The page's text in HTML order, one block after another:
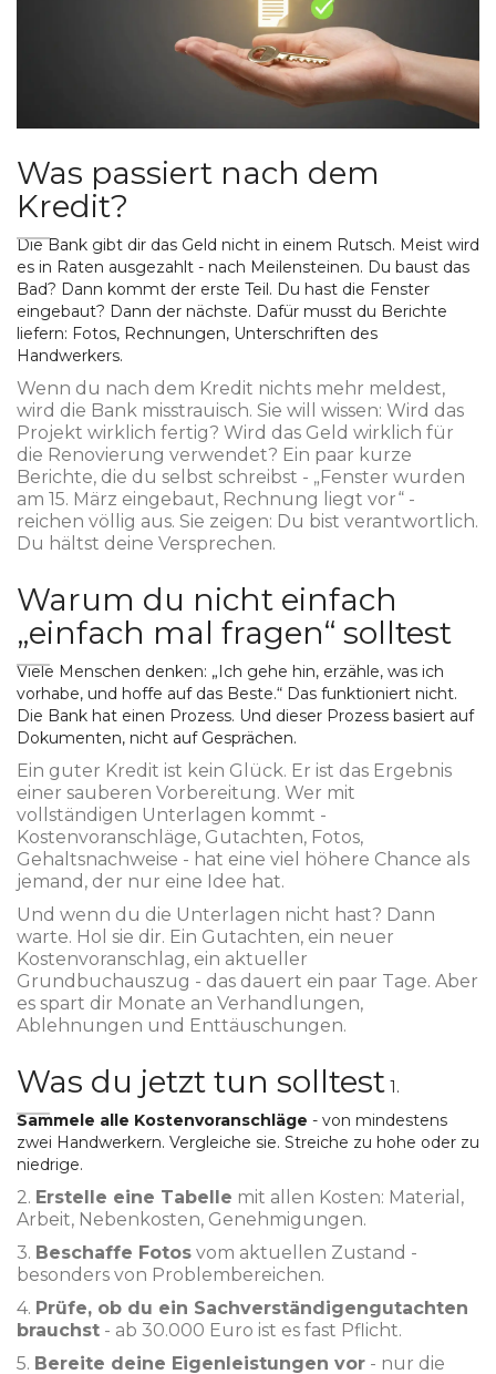
Was passiert nach dem
Kredit?
Die Bank gibt dir das Geld nicht in einem Rutsch. Meist wird
es in Raten ausgezahlt - nach Meilensteinen. Du baust das
Bad? Dann kommt der erste Teil. Du hast die Fenster
eingebaut? Dann der nächste. Dafür musst du Berichte
liefern: Fotos, Rechnungen, Unterschriften des
Handwerkers.
Wenn du nach dem Kredit nichts mehr meldest,
wird die Bank misstrauisch. Sie will wissen: Wird das
Projekt wirklich fertig? Wird das Geld wirklich für
die Renovierung verwendet? Ein paar kurze
Berichte, die du selbst schreibst - „Fenster wurden
am 15. März eingebaut, Rechnung liegt vor“ -
reichen völlig aus. Sie zeigen: Du bist verantwortlich.
Du hältst deine Versprechen.
Warum du nicht einfach
„einfach mal fragen“ solltest
Viele Menschen denken: „Ich gehe hin, erzähle, was ich
vorhabe, und hoffe auf das Beste.“ Das funktioniert nicht.
Die Bank hat einen Prozess. Und dieser Prozess basiert auf
Dokumenten, nicht auf Gesprächen.
Ein guter Kredit ist kein Glück. Er ist das Ergebnis
einer sauberen Vorbereitung. Wer mit
vollständigen Unterlagen kommt -
Kostenvoranschläge, Gutachten, Fotos,
Gehaltsnachweise - hat eine viel höhere Chance als
jemand, der nur eine Idee hat.
Und wenn du die Unterlagen nicht hast? Dann
warte. Hol sie dir. Ein Gutachten, ein neuer
Kostenvoranschlag, ein aktueller
Grundbuchauszug - das dauert ein paar Tage. Aber
es spart dir Monate an Verhandlungen,
Ablehnungen und Enttäuschungen.
Was du jetzt tun solltest 1.
Sammele alle Kostenvoranschläge - von mindestens
zwei Handwerkern. Vergleiche sie. Streiche zu hohe oder zu
niedrige.
2. Erstelle eine Tabelle mit allen Kosten: Material,
Arbeit, Nebenkosten, Genehmigungen.
3. Beschaffe Fotos vom aktuellen Zustand -
besonders von Problembereichen.
4. Prüfe, ob du ein Sachverständigengutachten
brauchst - ab 30.000 Euro ist es fast Pflicht.
5. Bereite deine Eigenleistungen vor - nur die